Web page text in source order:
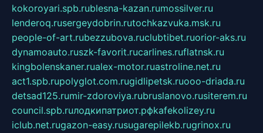
kokoroyari.spb.rublesna-kazan.rumossilver.ru
lenderoq.rusergeydobrin.rutochkazvuka.msk.ru
people-of-art.rubezzubova.ruclubtibet.ruorior-aks.ru
dynamoauto.ruszk-favorit.rucarlines.ruflatnsk.ru
kingbolenskaner.rualex-motor.ruastroline.net.ru
act1.spb.rupolyglot.com.rugidlipetsk.ruooo-driada.ru
detsad125.rumir-zdoroviya.rubruslanovo.rusiterem.ru
council.spb.ruлодкипатриот.рфkafekolizey.ru
iclub.net.rugazon-easy.rusugarepilekb.rugrinox.ru